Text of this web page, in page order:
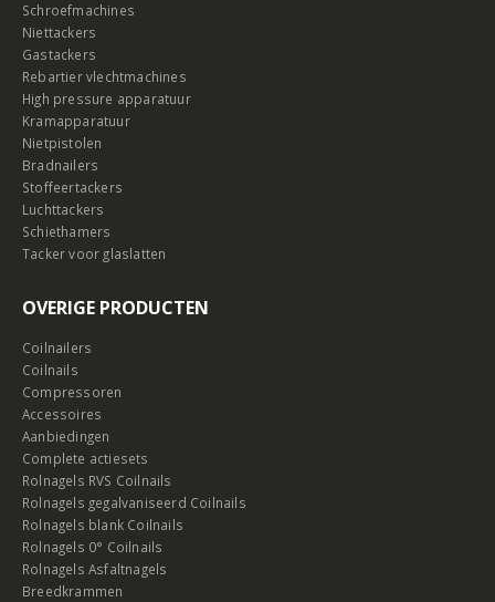
Schroefmachines
Niettackers
Gastackers
Rebartier vlechtmachines
High pressure apparatuur
Kramapparatuur
Nietpistolen
Bradnailers
Stoffeertackers
Luchttackers
Schiethamers
Tacker voor glaslatten
OVERIGE PRODUCTEN
Coilnailers
Coilnails
Compressoren
Accessoires
Aanbiedingen
Complete actiesets
Rolnagels RVS Coilnails
Rolnagels gegalvaniseerd Coilnails
Rolnagels blank Coilnails
Rolnagels 0° Coilnails
Rolnagels Asfaltnagels
Breedkrammen